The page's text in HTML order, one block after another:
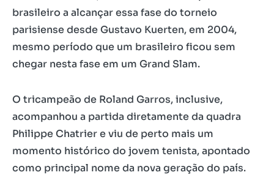
brasileiro a alcançar essa fase do torneio
parisiense desde Gustavo Kuerten, em 2004,
mesmo período que um brasileiro ficou sem
chegar nesta fase em um Grand Slam.
O tricampeão de Roland Garros, inclusive,
acompanhou a partida diretamente da quadra
Philippe Chatrier e viu de perto mais um
momento histórico do jovem tenista, apontado
como principal nome da nova geração do país.